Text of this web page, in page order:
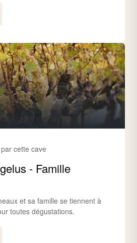
cette cave
- Famille
et sa famille se tiennent à
toutes dégustations.